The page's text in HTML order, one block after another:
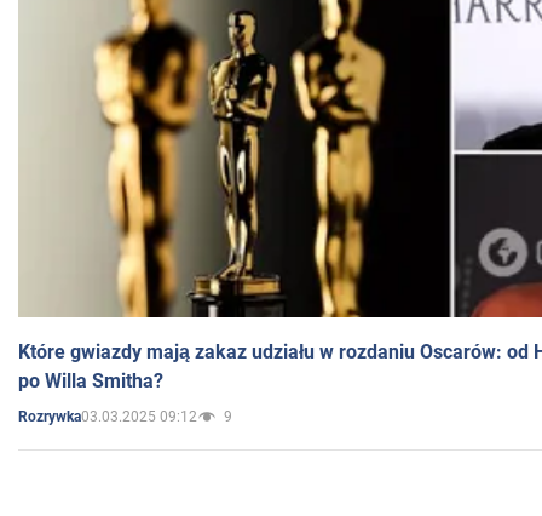
Które gwiazdy mają zakaz udziału w rozdaniu Oscarów: od
po Willa Smitha?
Rozrywka03.03.2025 09:12 9